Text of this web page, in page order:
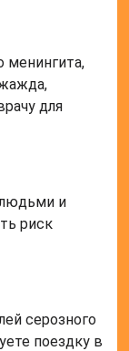
менингита,
для
и
риск
серозного
поездку в